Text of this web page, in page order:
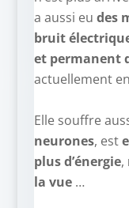
a aussi eu des
bruit
et permanent
actuellement
Elle souffre
neurones, est
plus d’énergie,
la vue…